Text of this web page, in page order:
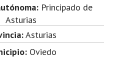
Principado de
Asturias
Asturias
Oviedo